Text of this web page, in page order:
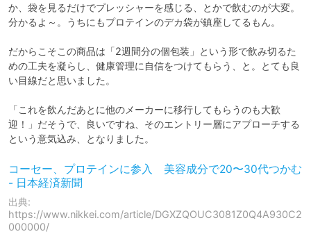
か、袋を見るだけでプレッシャーを感じる、とかで飲むのが大変。
分かるよ～。うちにもプロテインのデカ袋が鎮座してるもん。
だからこそこの商品は「2週間分の個包装」という形で飲み切るた
めの工夫を凝らし、健康管理に自信をつけてもらう、と。とても良
い目線だと思いました。
「これを飲んだあとに他のメーカーに移行してもらうのも大歓
迎！」だそうで、良いですね、そのエントリー層にアプローチする
という意気込み、となりました。
コーセー、プロテインに参入 美容成分で20〜30代つかむ
- 日本経済新聞
出典:
https://www.nikkei.com/article/DGXZQOUC3081Z0Q4A930C2
000000/